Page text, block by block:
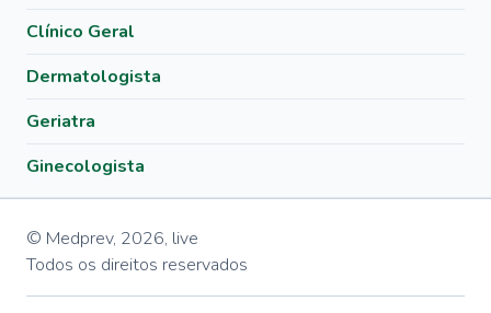
Clínico Geral
Dermatologista
Geriatra
Ginecologista
© Medprev, 2026, live
Todos os direitos reservados